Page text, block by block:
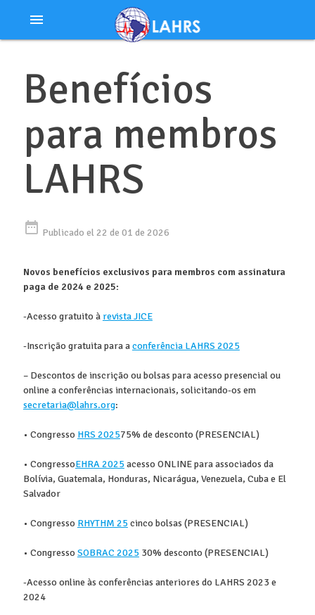
menu
Benefícios
para membros
LAHRS
date_range Publicado el 22 de 01 de 2026
Novos benefícios exclusivos para membros com assinatura
paga de 2024 e 2025:
-Acesso gratuito à revista JICE
-Inscrição gratuita para aconferência LAHRS 2025
–Descontos de inscrição ou bolsas para acesso presencial ou
online a conferências internacionais, solicitando-os em
secretaria@lahrs.org:
• Congresso HRS 202575% de desconto (PRESENCIAL)
• CongressoEHRA 2025 acesso ONLINEpara associados da
Bolívia, Guatemala, Honduras, Nicarágua, Venezuela, Cuba e El
Salvador
• Congresso RHYTHM 25 cinco bolsas (PRESENCIAL)
• Congresso SOBRAC 2025 30% desconto (PRESENCIAL)
-Acesso online às conferências anteriores do LAHRS 2023 e
2024